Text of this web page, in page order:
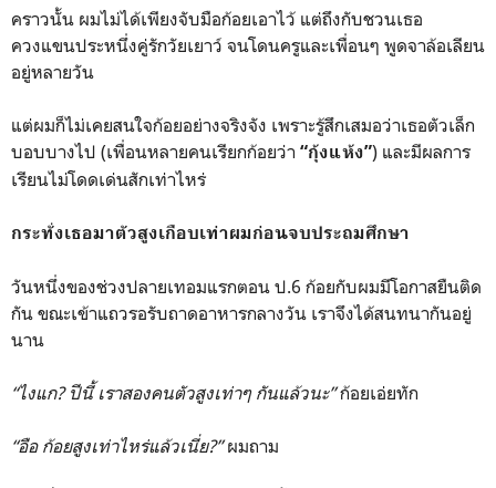
คราวนั้น ผมไม่ได้เพียงจับมือก้อยเอาไว้ แต่ถึงกับชวนเธอ
ควงแขนประหนึ่งคู่รักวัยเยาว์ จนโดนครูและเพื่อนๆ พูดจาล้อเลียน
อยู่หลายวัน
แต่ผมก็ไม่เคยสนใจก้อยอย่างจริงจัง เพราะรู้สึกเสมอว่าเธอตัวเล็ก
บอบบางไป (เพื่อนหลายคนเรียกก้อยว่า “กุ้งแห้ง”) และมีผลการ
เรียนไม่โดดเด่นสักเท่าไหร่
กระทั่งเธอมาตัวสูงเกือบเท่าผมก่อนจบประถมศึกษา
วันหนึ่งของช่วงปลายเทอมแรกตอน ป.6 ก้อยกับผมมีโอกาสยืนติด
กัน ขณะเข้าแถวรอรับถาดอาหารกลางวัน เราจึงได้สนทนากันอยู่
นาน
“ไงแก? ปีนี้ เราสองคนตัวสูงเท่าๆ กันแล้วนะ”ก้อยเอ่ยทัก
“อือ ก้อยสูงเท่าไหร่แล้วเนี่ย?”ผมถาม